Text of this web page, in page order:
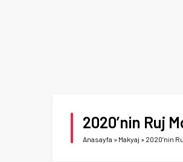
2020’nin Ruj
Anasayfa » Makyaj » 2020’nin